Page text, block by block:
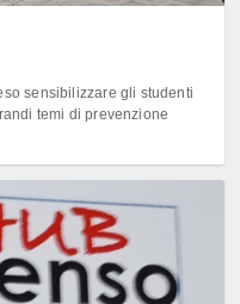
sensibilizzare gli studenti
temi di prevenzione